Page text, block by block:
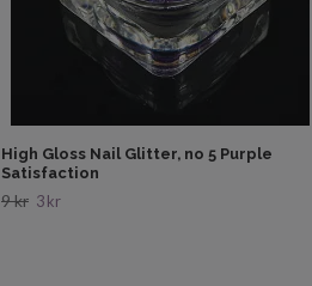
High Gloss Nail Glitter, no 5 Purple
Satisfaction
9 kr 3 kr